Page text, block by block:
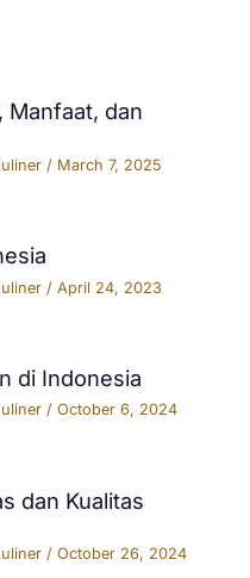
Manfaat, dan
/ March 7, 2025
/April 24, 2023
di Indonesia
/October 6, 2024
dan Kualitas
/October 26, 2024